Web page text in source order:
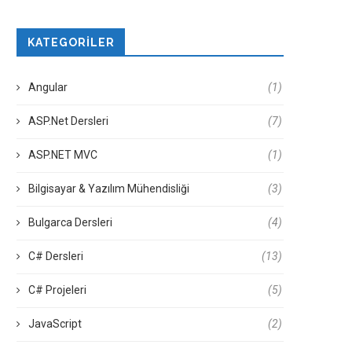
KATEGORILER
Angular (1)
ASP.Net Dersleri (7)
ASP.NET MVC (1)
Bilgisayar & Yazılım Mühendisliği (3)
Bulgarca Dersleri (4)
C# Dersleri (13)
C# Projeleri (5)
JavaScript (2)